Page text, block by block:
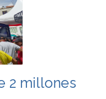
2 millones